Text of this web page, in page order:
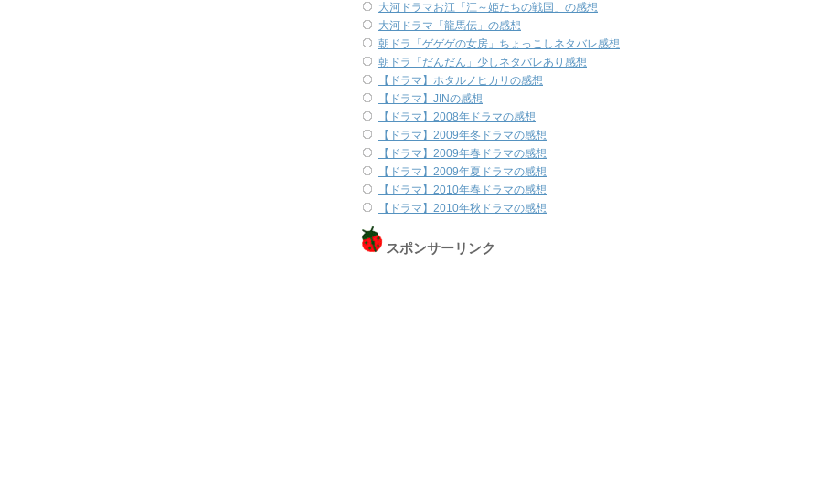
大河ドラマお江「江～姫たちの戦国」の感想
大河ドラマ「龍馬伝」の感想
朝ドラ「ゲゲゲの女房」ちょっこしネタバレ感想
朝ドラ「だんだん」少しネタバレあり感想
【ドラマ】ホタルノヒカリの感想
【ドラマ】JINの感想
【ドラマ】2008年ドラマの感想
【ドラマ】2009年冬ドラマの感想
【ドラマ】2009年春ドラマの感想
【ドラマ】2009年夏ドラマの感想
【ドラマ】2010年春ドラマの感想
【ドラマ】2010年秋ドラマの感想
スポンサーリンク